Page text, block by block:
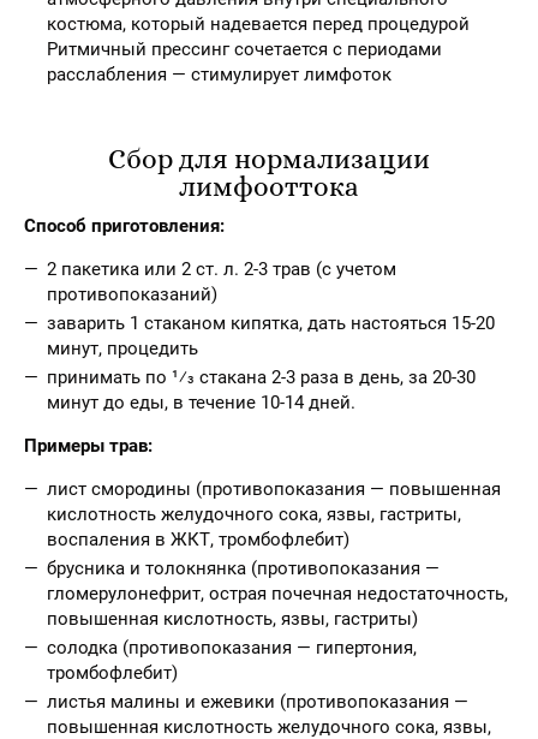
костюма, который надевается перед процедурой
Ритмичный прессинг сочетается с периодами
расслабления — стимулирует лимфоток
Сбор для нормализации
лимфооттока
Способ приготовления:
2 пакетика или 2 ст. л. 2-3 трав (с учетом
противопоказаний)
заварить 1 стаканом кипятка, дать настояться 15-20
минут, процедить
принимать по 1⁄3 стакана 2-3 раза в день, за 20-30
минут до еды, в течение 10-14 дней.
Примеры трав:
лист смородины (противопоказания — повышенная
кислотность желудочного сока, язвы, гастриты,
воспаления в ЖКТ, тромбофлебит)
брусника и толокнянка (противопоказания —
гломерулонефрит, острая почечная недостаточность,
повышенная кислотность, язвы, гастриты)
солодка (противопоказания — гипертония,
тромбофлебит)
листья малины и ежевики (противопоказания —
повышенная кислотность желудочного сока, язвы,